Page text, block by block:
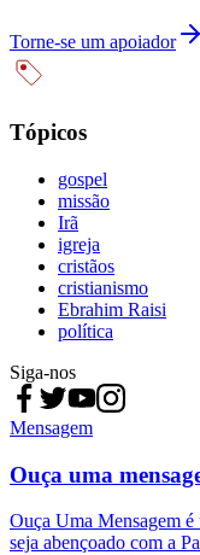
Torne-se um apoiador
Tópicos
gospel
missão
Irã
igreja
cristãos
cristianismo
Ebrahim Raisi
política
Siga-nos
Mensagem
Ouça uma
Ouça Uma Mensagem
seja abençoado com a